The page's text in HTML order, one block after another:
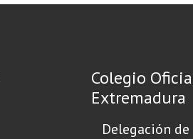
Colegio
Extremadura
Delegación